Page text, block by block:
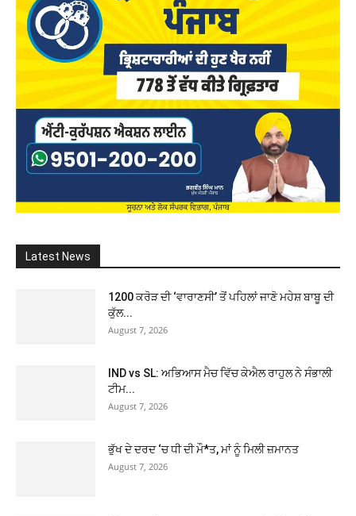
Latest News
1200 ਕਰੋੜ ਦੀ ‘ਵਾਰਾਣਸੀ’ ਤੋਂ ਪਹਿਲਾਂ ਜਾਣੋ ਮਹੇਸ਼ ਬਾਬੂ ਦੀ
ਕੁੱਲ...
August 7, 2026
IND vs SL: ਅਭਿਆਸ ਮੈਚ ਵਿੱਚ ਕੇਐਲ ਰਾਹੁਲ ਨੇ ਸੰਭਾਲੀ
ਟੀਮ...
August 7, 2026
ਭੁੱਖ ਦੇ ਦਰਦ ‘ਚ ਧੀ ਦੀ ਮੌ*ਤ, ਮਾਂ ਨੂੰ ਮਿਲੀ ਜ਼ਮਾਨਤ
August 7, 2026